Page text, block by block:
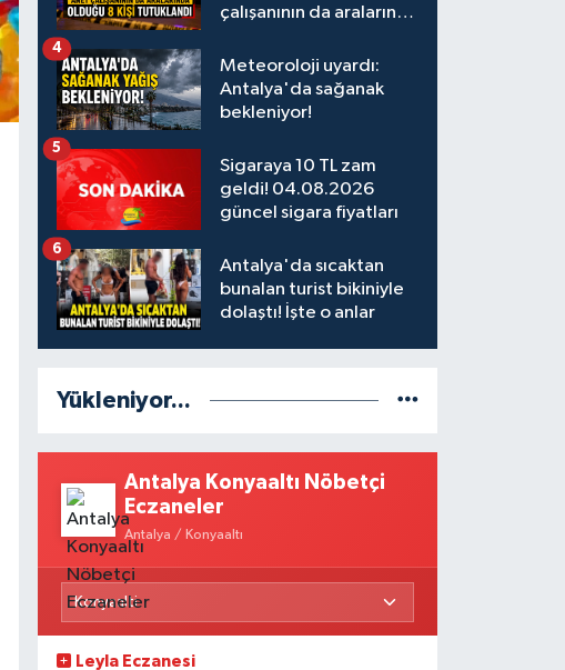
çalışanının da aralarında
Meteoroloji uyardı:
Antalya'da sağanak
bekleniyor!
4
Sigaraya 10 TL zam
geldi! 04.08.2026
güncel sigara fiyatları
5
Antalya'da sıcaktan
bunalan turist bikiniyle
dolaştı! İşte o anlar
6
Yükleniyor...
Antalya Konyaaltı Nöbetçi
Eczaneler
Antalya / Konyaaltı
Leyla Eczanesi